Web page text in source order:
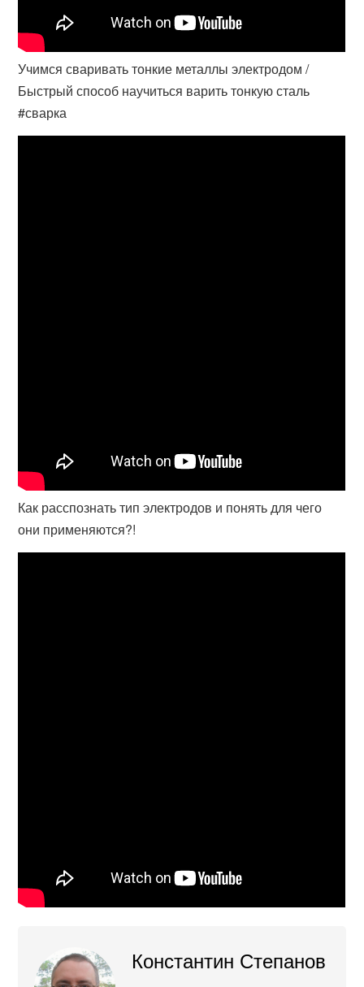
Учимся сваривать тонкие металлы электродом /
Быстрый способ научиться варить тонкую сталь
#сварка
Как расспознать тип электродов и понять для чего
они применяются?!
Константин Степанов